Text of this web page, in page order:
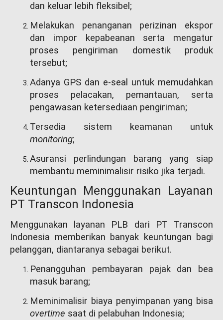
dan keluar lebih fleksibel;
Melakukan penanganan perizinan ekspor
dan impor kepabeanan serta mengatur
proses pengiriman domestik produk
tersebut;
Adanya GPS dan e-seal untuk memudahkan
proses pelacakan, pemantauan, serta
pengawasan ketersediaan pengiriman;
Tersedia sistem keamanan untuk
monitoring;
Asuransi perlindungan barang yang siap
membantu meminimalisir risiko jika terjadi.
Keuntungan Menggunakan Layanan
PT Transcon Indonesia
Menggunakan layanan PLB dari PT Transcon
Indonesia memberikan banyak keuntungan bagi
pelanggan, diantaranya sebagai berikut.
Penangguhan pembayaran pajak dan bea
masuk barang;
Meminimalisir biaya penyimpanan yang bisa
overtime saat di pelabuhan Indonesia;